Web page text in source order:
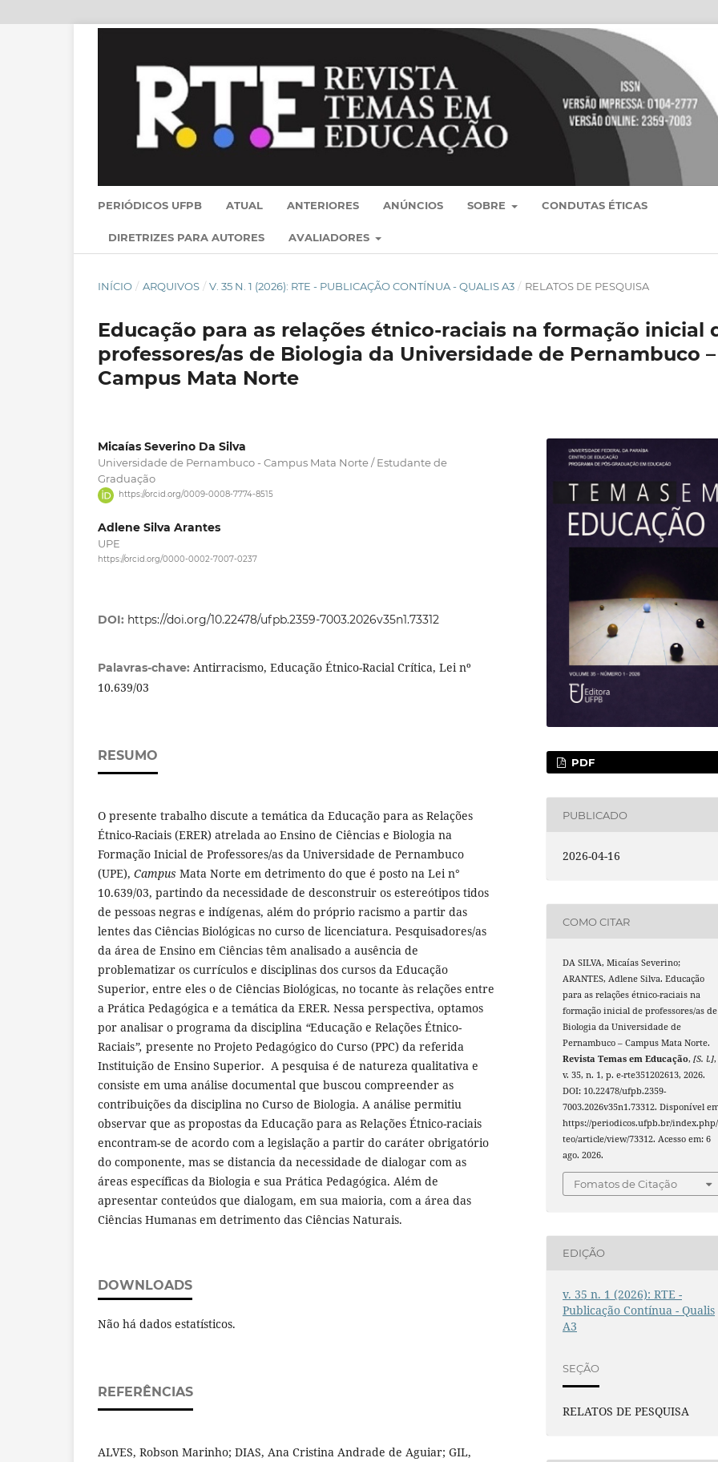
PERIÓDICOS UFPB ATUAL ANTERIORES ANÚNCIOS SOBRE CONDUTAS ÉTICAS
DIRETRIZES PARA AUTORES AVALIADORES
INÍCIO / ARQUIVOS / V. 35 N. 1 (2026): RTE - PUBLICAÇÃO CONTÍNUA - QUALIS A3 / RELATOS DE PESQUISA
Educação para as relações étnico-raciais na formação inicial
professores/as de Biologia da Universidade de Pernambuco –
Campus Mata Norte
Micaías Severino Da Silva
Universidade de Pernambuco - Campus Mata Norte / Estudante de
Graduação
https://orcid.org/0009-0008-7774-8515
Adlene Silva Arantes
UPE
https://orcid.org/0000-0002-7007-0237
DOI: https://doi.org/10.22478/ufpb.2359-7003.2026v35n1.73312
Palavras-chave: Antirracismo, Educação Étnico-Racial Crítica, Lei nº
10.639/03
RESUMO
O presente trabalho discute a temática da Educação para as Relações
Étnico-Raciais (ERER) atrelada ao Ensino de Ciências e Biologia na
Formação Inicial de Professores/as da Universidade de Pernambuco
(UPE), Campus Mata Norte em detrimento do que é posto na Lei n°
10.639/03, partindo da necessidade de desconstruir os estereótipos tidos
de pessoas negras e indígenas, além do próprio racismo a partir das
lentes das Ciências Biológicas no curso de licenciatura. Pesquisadores/as
da área de Ensino em Ciências têm analisado a ausência de
problematizar os currículos e disciplinas dos cursos da Educação
Superior, entre eles o de Ciências Biológicas, no tocante às relações entre
a Prática Pedagógica e a temática da ERER. Nessa perspectiva, optamos
por analisar o programa da disciplina “Educação e Relações Étnico-
Raciais”, presente no Projeto Pedagógico do Curso (PPC) da referida
Instituição de Ensino Superior. A pesquisa é de natureza qualitativa e
consiste em uma análise documental que buscou compreender as
contribuições da disciplina no Curso de Biologia. A análise permitiu
observar que as propostas da Educação para as Relações Étnico-raciais
encontram-se de acordo com a legislação a partir do caráter obrigatório
do componente, mas se distancia da necessidade de dialogar com as
áreas específicas da Biologia e sua Prática Pedagógica. Além de
apresentar conteúdos que dialogam, em sua maioria, com a área das
Ciências Humanas em detrimento das Ciências Naturais.
DOWNLOADS
Não há dados estatísticos.
REFERÊNCIAS
ALVES, Robson Marinho; DIAS, Ana Cristina Andrade de Aguiar; GIL,
PDF
PUBLICADO
2026-04-16
COMO CITAR
DA SILVA, Micaías Severino;
ARANTES, Adlene Silva. Educação
para as relações étnico-raciais na
formação inicial de professores/as de
Biologia da Universidade de
Pernambuco – Campus Mata Norte.
Revista Temas em Educação,[S. l.],
v. 35, n. 1, p. e-rte351202613, 2026.
DOI: 10.22478/ufpb.2359-
7003.2026v35n1.73312. Disponível
https://periodicos.ufpb.br/
teo/article/view/73312. Acesso em: 6
ago. 2026.
Fomatos de Citação
EDIÇÃO
v. 35 n. 1 (2026): RTE -
Publicação Contínua - Qualis
A3
SEÇÃO
RELATOS DE PESQUISA